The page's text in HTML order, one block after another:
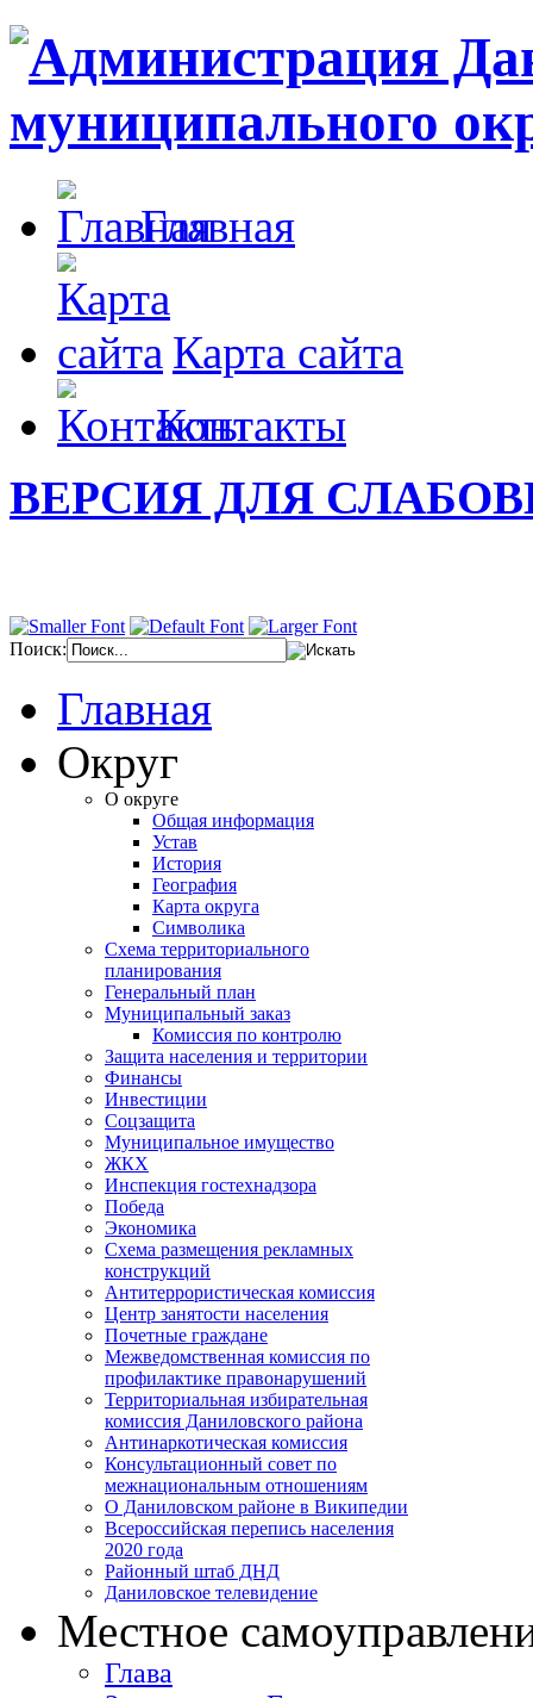
Главная
Карта сайта
Контакты
ВЕРСИЯ ДЛЯ
Поиск:
Главная
Округ
О округе
Общая информация
Устав
История
География
Карта округа
Символика
Схема территориального
планирования
Генеральный план
Муниципальный заказ
Комиссия по контролю
Защита населения и территории
Финансы
Инвестиции
Соцзащита
Муниципальное имущество
ЖКХ
Инспекция гостехнадзора
Победа
Экономика
Схема размещения рекламных
конструкций
Антитеррористическая комиссия
Центр занятости населения
Почетные граждане
Межведомственная комиссия по
профилактике правонарушений
Территориальная избирательная
комиссия Даниловского района
Антинаркотическая комиссия
Консультационный совет по
межнациональным отношениям
О Даниловском районе в Википедии
Всероссийская перепись населения
2020 года
Районный штаб ДНД
Даниловское телевидение
Местное
Глава